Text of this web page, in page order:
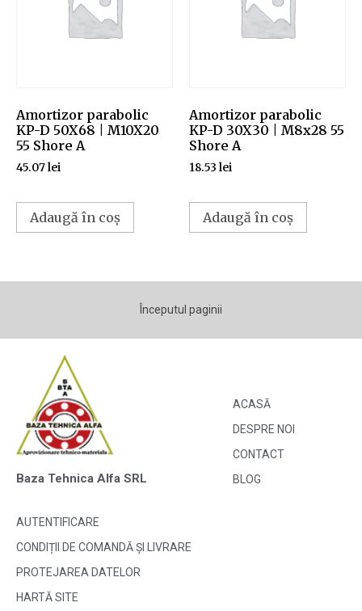
Amortizor parabolic
KP-D 50X68 | M10X20
55 Shore A
45.07lei
Adaugă în coș
Amortizor parabolic
KP-D 30X30 | M8x28 55
Shore A
18.53 lei
Adaugă în coș
Începutul paginii
Baza Tehnica Alfa SRL
ACASĂ
DESPRE NOI
CONTACT
BLOG
AUTENTIFICARE
CONDIȚII DE COMANDĂ ȘI LIVRARE
PROTEJAREA DATELOR
HARTĂ SITE